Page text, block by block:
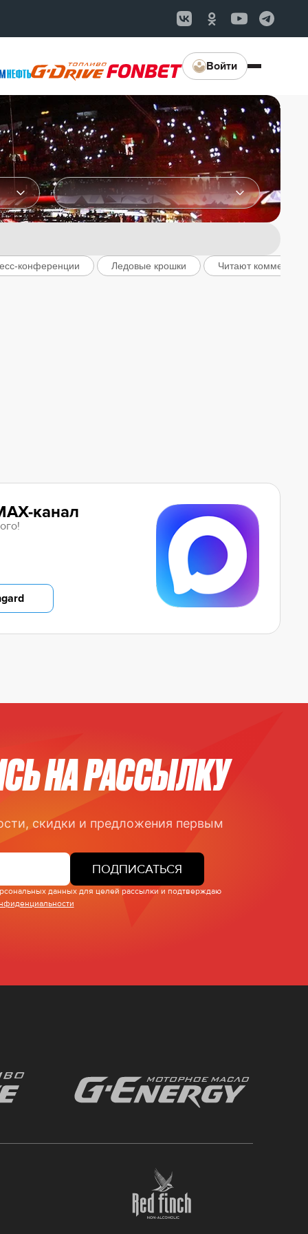
Войти
конференции Ледовые крошки Читают
канал
НА РАССЫЛКУ
скидки и предложения первым
ПОДПИСАТЬСЯ
данных для целей рассылки и подтверждаю